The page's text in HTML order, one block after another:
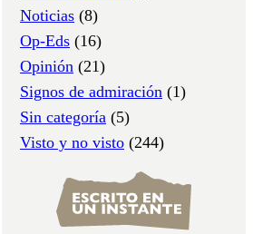
Noticias (8)
Op-Eds (16)
Opinión (21)
Signos de admiración (1)
Sin categoría (5)
Visto y no visto (244)